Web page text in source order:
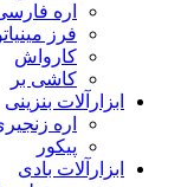
اره فارسی بر
فرز مینیاتوری
کاشی بر
بنزینی
اره زنجیری
بادی